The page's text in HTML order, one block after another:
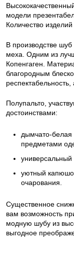
модели
Количество изделий
В производстве
меха. Одним из
Копенгаген.
благородным
респектабельность,
Полупальто,
достоинствами:
дымчато-белая
предметами
универсальный
уютный
очарования.
Существенное
вам возможность
модную шубу из
выгодное